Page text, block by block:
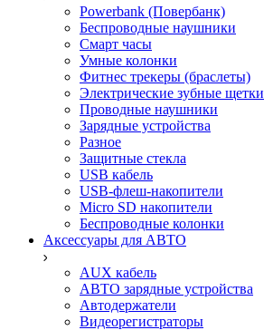
Powerbank (Повербанк)
Беспроводные наушники
Смарт часы
Умные колонки
Фитнес трекеры (браслеты)
Электрические зубные щетки
Проводные наушники
Зарядные устройства
Разное
Защитные стекла
USB кабель
USB-флеш-накопители
Micro SD накопители
Беспроводные колонки
Аксессуары для АВТО
AUX кабель
АВТО зарядные устройства
Автодержатели
Видеорегистраторы